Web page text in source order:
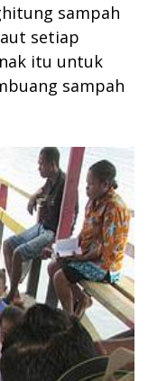
sampah
setiap
itu untuk
sampah